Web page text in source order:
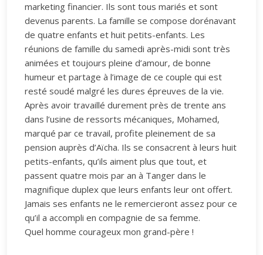
marketing financier. Ils sont tous mariés et sont
devenus parents. La famille se compose dorénavant
de quatre enfants et huit petits-enfants. Les
réunions de famille du samedi après-midi sont très
animées et toujours pleine d’amour, de bonne
humeur et partage à l’image de ce couple qui est
resté soudé malgré les dures épreuves de la vie.
Après avoir travaillé durement près de trente ans
dans l’usine de ressorts mécaniques, Mohamed,
marqué par ce travail, profite pleinement de sa
pension auprès d’Aïcha. Ils se consacrent à leurs huit
petits-enfants, qu’ils aiment plus que tout, et
passent quatre mois par an à Tanger dans le
magnifique duplex que leurs enfants leur ont offert.
Jamais ses enfants ne le remercieront assez pour ce
qu’il a accompli en compagnie de sa femme.
Quel homme courageux mon grand-père !